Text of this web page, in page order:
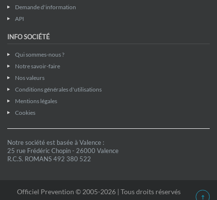
Demande d'information
API
INFO SOCIÉTÉ
Qui sommes-nous ?
Notre savoir-faire
Nos valeurs
Conditions générales d'utilisations
Mentions légales
Cookies
Notre société est basée à Valence :
25 rue Frédéric Chopin - 26000 Valence
R.C.S. ROMANS 492 380 522
Officiel Prevention © 2005-2026 | Tous droits réservés